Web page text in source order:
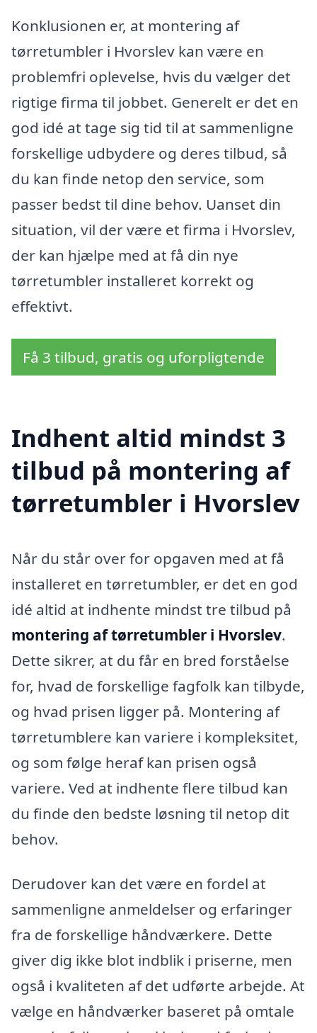
Konklusionen er, at montering af
tørretumbler i Hvorslev kan være en
problemfri oplevelse, hvis du vælger det
rigtige firma til jobbet. Generelt er det en
god idé at tage sig tid til at sammenligne
forskellige udbydere og deres tilbud, så
du kan finde netop den service, som
passer bedst til dine behov. Uanset din
situation, vil der være et firma i Hvorslev,
der kan hjælpe med at få din nye
tørretumbler installeret korrekt og
effektivt.
Få 3 tilbud, gratis og uforpligtende
Indhent altid mindst 3
tilbud på montering af
tørretumbler i Hvorslev
Når du står over for opgaven med at få
installeret en tørretumbler, er det en god
idé altid at indhente mindst tre tilbud på
montering af tørretumbler i Hvorslev.
Dette sikrer, at du får en bred forståelse
for, hvad de forskellige fagfolk kan tilbyde,
og hvad prisen ligger på. Montering af
tørretumblere kan variere i kompleksitet,
og som følge heraf kan prisen også
variere. Ved at indhente flere tilbud kan
du finde den bedste løsning til netop dit
behov.
Derudover kan det være en fordel at
sammenligne anmeldelser og erfaringer
fra de forskellige håndværkere. Dette
giver dig ikke blot indblik i priserne, men
også i kvaliteten af det udførte arbejde. At
vælge en håndværker baseret på omtale